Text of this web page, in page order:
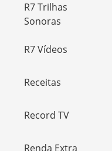
R7 Trilhas
Sonoras
R7 Vídeos
Receitas
Record TV
Renda Extra